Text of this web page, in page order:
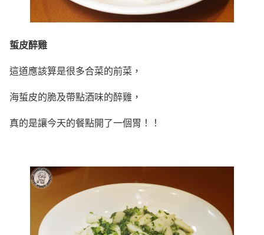
蜇皮醉雞
這道應該算是很多合菜的前菜，
海蜇皮的脆及帶點酒味的醉雞，
真的是讓今天的餐點開了一個胃！！